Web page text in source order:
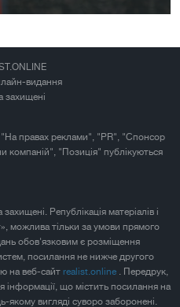
видання
захищені
правах реклами", "PR", "Спонсор
компаній", "Позиція" публікуються
захищені. Републікація матеріалів і
можлива тільки за умови прямого
обов'язковим є розміщення
посилання не нижче другого
на веб-сайт realist.online . Передрук,
що містить посилання на
якому вигляді суворо заборонені.